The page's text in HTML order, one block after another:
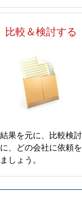
比較＆検討する
果を元に、比較検討
、どの会社に依頼
しょう。